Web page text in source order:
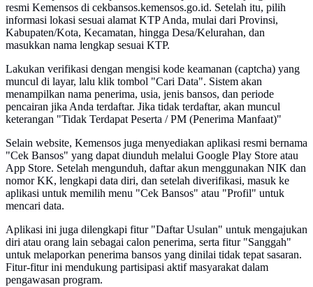
resmi Kemensos di cekbansos.kemensos.go.id. Setelah itu, pilih
informasi lokasi sesuai alamat KTP Anda, mulai dari Provinsi,
Kabupaten/Kota, Kecamatan, hingga Desa/Kelurahan, dan
masukkan nama lengkap sesuai KTP.
Lakukan verifikasi dengan mengisi kode keamanan (captcha) yang
muncul di layar, lalu klik tombol "Cari Data". Sistem akan
menampilkan nama penerima, usia, jenis bansos, dan periode
pencairan jika Anda terdaftar. Jika tidak terdaftar, akan muncul
keterangan "Tidak Terdapat Peserta / PM (Penerima Manfaat)"
Selain website, Kemensos juga menyediakan aplikasi resmi bernama
"Cek Bansos" yang dapat diunduh melalui Google Play Store atau
App Store. Setelah mengunduh, daftar akun menggunakan NIK dan
nomor KK, lengkapi data diri, dan setelah diverifikasi, masuk ke
aplikasi untuk memilih menu "Cek Bansos" atau "Profil" untuk
mencari data.
Aplikasi ini juga dilengkapi fitur "Daftar Usulan" untuk mengajukan
diri atau orang lain sebagai calon penerima, serta fitur "Sanggah"
untuk melaporkan penerima bansos yang dinilai tidak tepat sasaran.
Fitur-fitur ini mendukung partisipasi aktif masyarakat dalam
pengawasan program.